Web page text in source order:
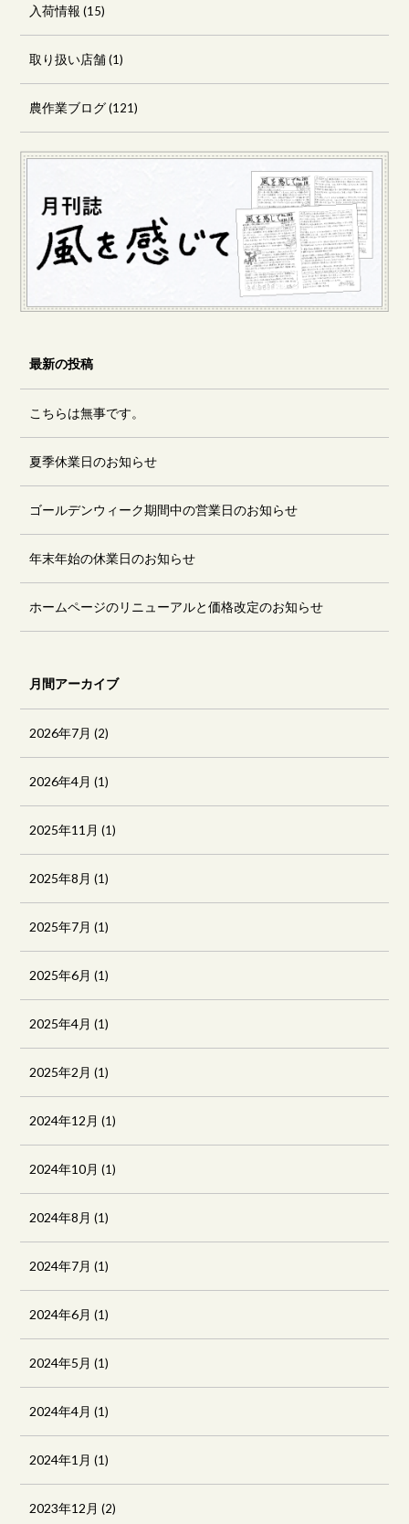
入荷情報 (15)
取り扱い店舗(1)
農作業ブログ(121)
最新の投稿
こちらは無事です。
夏季休業日のお知らせ
ゴールデンウィーク期間中の営業日のお知らせ
年末年始の休業日のお知らせ
ホームページのリニューアルと価格改定のお知らせ
月間アーカイブ
2026年7月 (2)
2026年4月 (1)
2025年11月 (1)
2025年8月 (1)
2025年7月 (1)
2025年6月 (1)
2025年4月 (1)
2025年2月 (1)
2024年12月 (1)
2024年10月 (1)
2024年8月 (1)
2024年7月 (1)
2024年6月 (1)
2024年5月 (1)
2024年4月 (1)
2024年1月 (1)
2023年12月 (2)